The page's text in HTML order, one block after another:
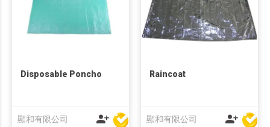
Disposable Poncho
顯和有限公司
Raincoat
顯和有限公司